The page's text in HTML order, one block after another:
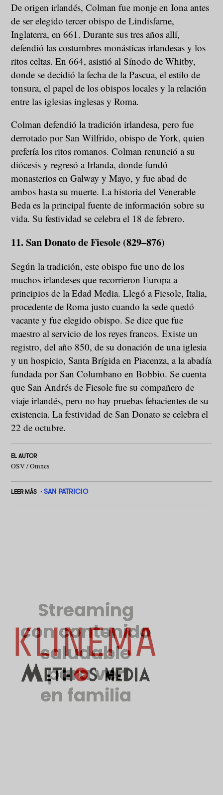
De origen irlandés, Colman fue monje en Iona antes
de ser elegido tercer obispo de Lindisfarne,
Inglaterra, en 661. Durante sus tres años allí,
defendió las costumbres monásticas irlandesas y los
ritos celtas. En 664, asistió al Sínodo de Whitby,
donde se decidió la fecha de la Pascua, el estilo de
tonsura, el papel de los obispos locales y la relación
entre las iglesias inglesas y Roma.
Colman defendió la tradición irlandesa, pero fue
derrotado por San Wilfrido, obispo de York, quien
prefería los ritos romanos. Colman renunció a su
diócesis y regresó a Irlanda, donde fundó
monasterios en Galway y Mayo, y fue abad de
ambos hasta su muerte. La historia del Venerable
Beda es la principal fuente de información sobre su
vida. Su festividad se celebra el 18 de febrero.
11. San Donato de Fiesole (829–876)
Según la tradición, este obispo fue uno de los
muchos irlandeses que recorrieron Europa a
principios de la Edad Media. Llegó a Fiesole, Italia,
procedente de Roma justo cuando la sede quedó
vacante y fue elegido obispo. Se dice que fue
maestro al servicio de los reyes francos. Existe un
registro, del año 850, de su donación de una iglesia
y un hospicio, Santa Brígida en Piacenza, a la abadía
fundada por San Columbano en Bobbio. Se cuenta
que San Andrés de Fiesole fue su compañero de
viaje irlandés, pero no hay pruebas fehacientes de su
existencia. La festividad de San Donato se celebra el
22 de octubre.
EL AUTOR
OSV / Omnes
LEER MÁS SAN PATRICIO